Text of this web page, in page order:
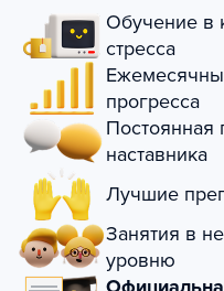
Обучение в
стресса
прогресса
Постоянная
наставника
Лучшие
Занятия в
уровню